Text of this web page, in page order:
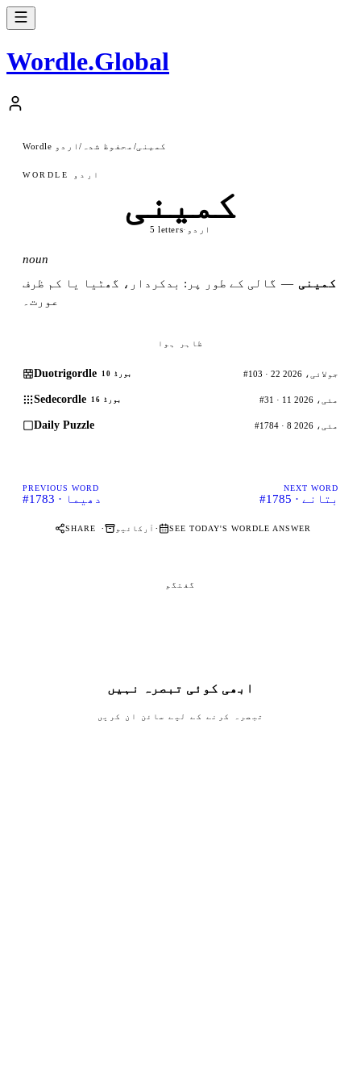
Wordle.Global
Wordle اردو/ محفوظ شدہ / کمینی
WORDLE اردو
کمینی
5 letters· اردو
noun
کمینی — گالی کے طور پر: بدکردار، گھٹیا یا کم ظرف
عورت۔
ظاہر ہوا
Duotrigordle بورڈ 10 #103 · 22 جولائی، 2026
Sedecordle بورڈ 16 #31 · 11 مئی، 2026
Daily Puzzle #1784 · 8 مئی، 2026
PREVIOUS WORD
#1783 · دھیما
NEXT WORD
#1785 · بتانے
SHARE · آرکائیو · SEE TODAY'S WORDLE ANSWER
گفتگو
ابھی کوئی تبصرہ نہیں
تبصرہ کرنے کے لیے سائن ان کریں